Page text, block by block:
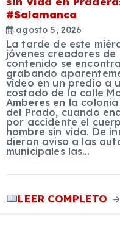
#Salamanca
agosto 5, 2026
La tarde de este
jóvenes creadores de
contenido se
grabando
vídeo en un predio a
costado de la calle
Amberes en la
del Prado, cuando
por accidente el
hombre sin vida. De
dieron aviso a las
municipales las…
LEER COMPLETO